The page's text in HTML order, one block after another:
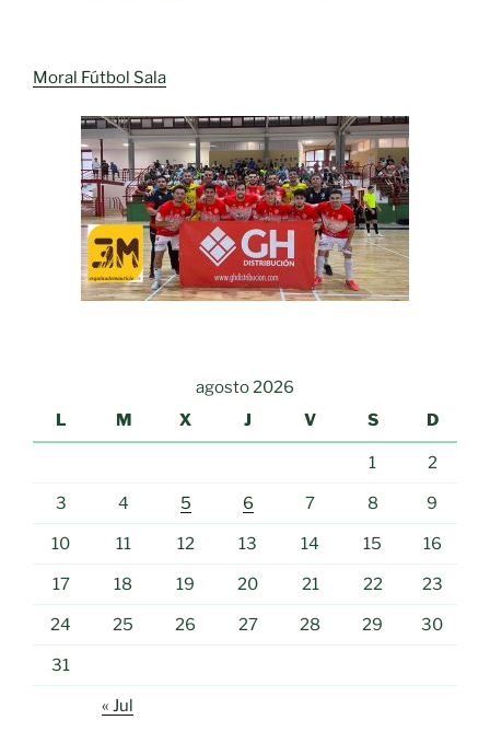
Moral Fútbol Sala
agosto 2026
L
M X J V S D
1 2
3 4 5 6 7 8 9
10 11 12 13 14 15 16
17 18 19 20 21 22 23
24 25 26 27 28 29 30
31
« Jul